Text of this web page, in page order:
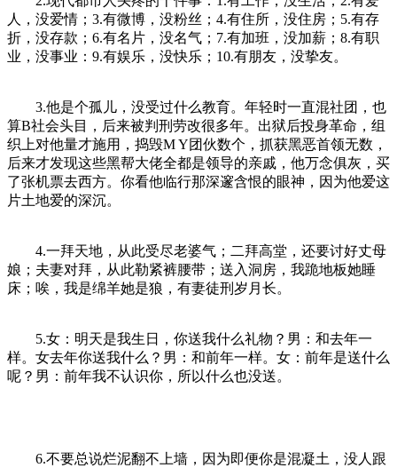
人，没爱情；3.有微博，没粉丝；4.有住所，没住房；5.有存
折，没存款；6.有名片，没名气；7.有加班，没加薪；8.有职
业，没事业：9.有娱乐，没快乐；10.有朋友，没挚友。
3.他是个孤儿，没受过什么教育。年轻时一直混社团，也
算B社会头目，后来被判刑劳改很多年。出狱后投身革命，组
织上对他量才施用，捣毁M Y团伙数个，抓获黑恶首领无数，
后来才发现这些黑帮大佬全都是领导的亲戚，他万念俱灰，买
了张机票去西方。你看他临行那深邃含恨的眼神，因为他爱这
片土地爱的深沉。
4.一拜天地，从此受尽老婆气；二拜高堂，还要讨好丈母
娘；夫妻对拜，从此勒紧裤腰带；送入洞房，我跪地板她睡
床；唉，我是绵羊她是狼，有妻徒刑岁月长。
5.女：明天是我生日，你送我什么礼物？男：和去年一
样。女去年你送我什么？男：和前年一样。女：前年是送什么
呢？男：前年我不认识你，所以什么也没送。
6.不要总说烂泥翻不上墙，因为即便你是混凝土，没人跟